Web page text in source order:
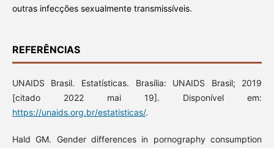
outras infecções sexualmente transmissíveis.
REFERÊNCIAS
UNAIDS Brasil. Estatísticas. Brasília: UNAIDS Brasil; 2019
[citado 2022 mai 19]. Disponível em:
https://unaids.org.br/estatisticas/.
Hald GM. Gender differences in pornography consumption